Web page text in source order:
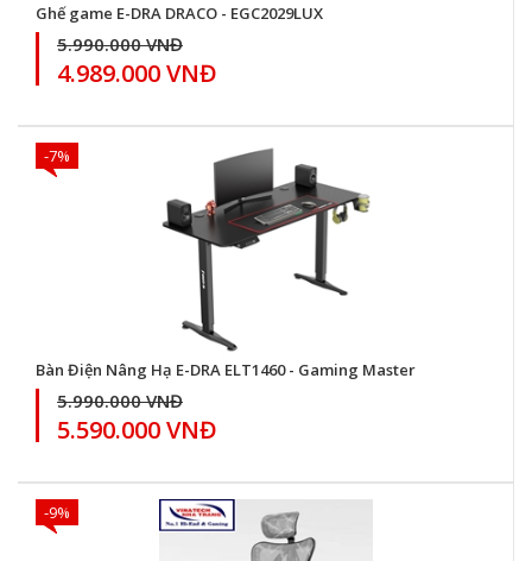
Ghế game E-DRA DRACO - EGC2029LUX
5.990.000 VNĐ
4.989.000 VNĐ
-7%
Bàn Điện Nâng Hạ E-DRA ELT1460 - Gaming Master
5.990.000 VNĐ
5.590.000 VNĐ
-9%